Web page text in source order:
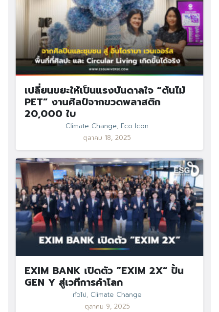
เปลี่ยนขยะให้เป็นแรงบันดาลใจ “ต้นไม้
PET” งานศิลป์จากขวดพลาสติก
20,000 ใบ
Climate Change, Eco Icon
ตุลาคม 18, 2025
EXIM BANK เปิดตัว “EXIM 2X” ปั้น
GEN Y สู่เวทีการค้าโลก
ทั่วไป, Climate Change
ตุลาคม 9, 2025